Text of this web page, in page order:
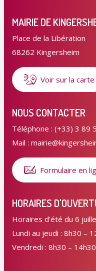
MAIRIE DE
Place de la Libération
68262 Kingersheim
Voir sur la carte
NOUS CONTACTER
Téléphone : (+33) 3 89
Mail :
Formulaire en
HORAIRES
Horaires d'été du 6
Lundi au jeudi : 8h30 –
Vendredi : 8h30 –